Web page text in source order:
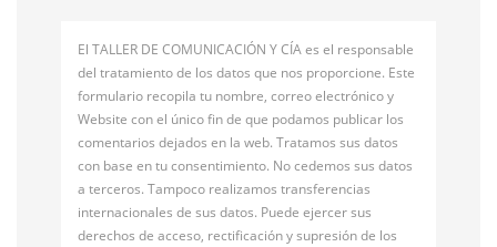
El TALLER DE COMUNICACIÓN Y CÍA es el responsable
del tratamiento de los datos que nos proporcione. Este
formulario recopila tu nombre, correo electrónico y
Website con el único fin de que podamos publicar los
comentarios dejados en la web. Tratamos sus datos
con base en tu consentimiento. No cedemos sus datos
a terceros. Tampoco realizamos transferencias
internacionales de sus datos. Puede ejercer sus
derechos de acceso, rectificación y supresión de los